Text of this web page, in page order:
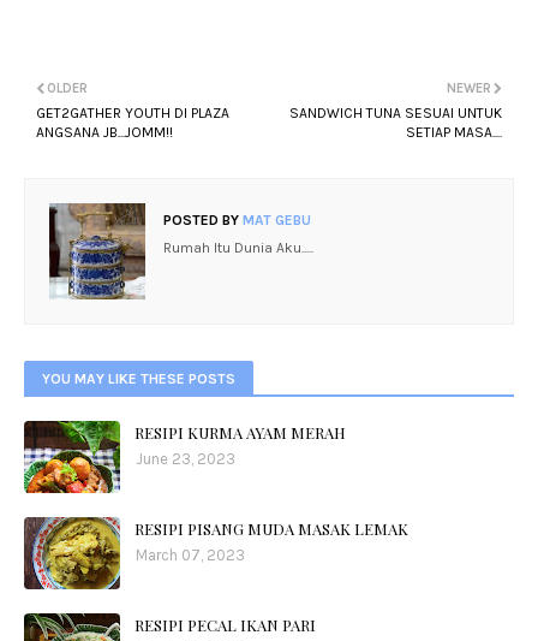
NEWER
SANDWICH TUNA SESUAI UNTUK
SETIAP MASA....
OLDER
GET2GATHER YOUTH DI PLAZA
ANGSANA JB...JOMM!!
POSTED BY MAT GEBU
Rumah Itu Dunia Aku.....
YOU MAY LIKE THESE POSTS
RESIPI KURMA AYAM MERAH
June 23, 2023
RESIPI PISANG MUDA MASAK LEMAK
March 07, 2023
RESIPI PECAL IKAN PARI